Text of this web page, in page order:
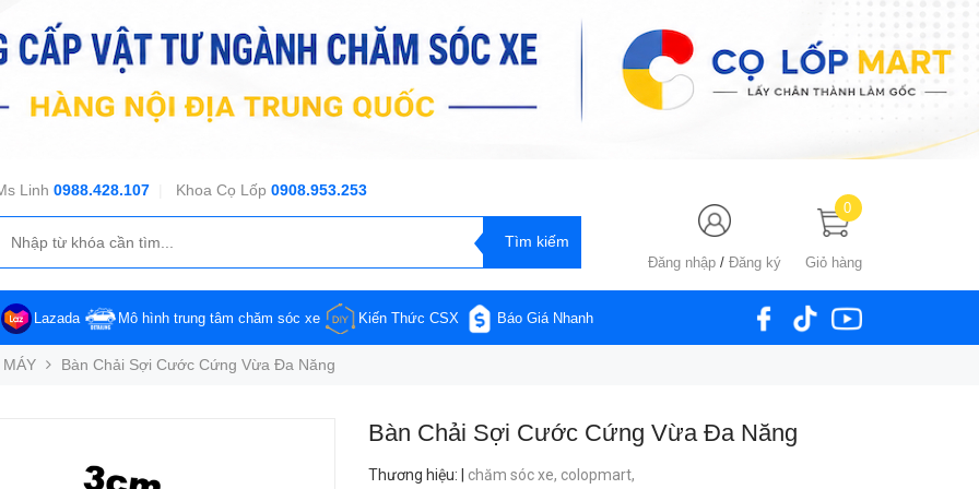
Linh 0988.428.107| Khoa Cọ Lốp 0908.953.253
Đăng nhập / Đăng ký Giỏ hàng
0
Lazada Mô hình trung tâm chăm sóc xe Kiến Thức CSX Báo Giá Nhanh
Bàn Chải Sợi Cước Cứng Vừa Đa Năng
Bàn Chải Sợi Cước Cứng Vừa Đa Năng
Thương hiệu: | chăm sóc xe, colopmart,